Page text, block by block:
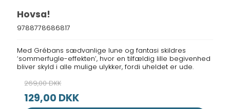
Hovsa!
9788778686817
Med Grébans sædvanlige lune og fantasi skildres
‘sommerfugle-effekten’, hvor en tilfældig lille begivenhed
bliver skyld i alle mulige ulykker, fordi uheldet er ude.
269,00 DKK
129,00 DKK